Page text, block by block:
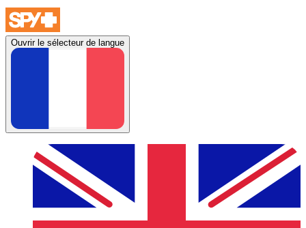
Ouvrir le sélecteur de langue